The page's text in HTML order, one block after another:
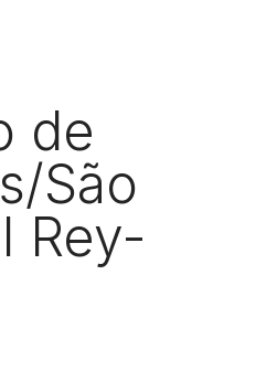
de
São
Rey-